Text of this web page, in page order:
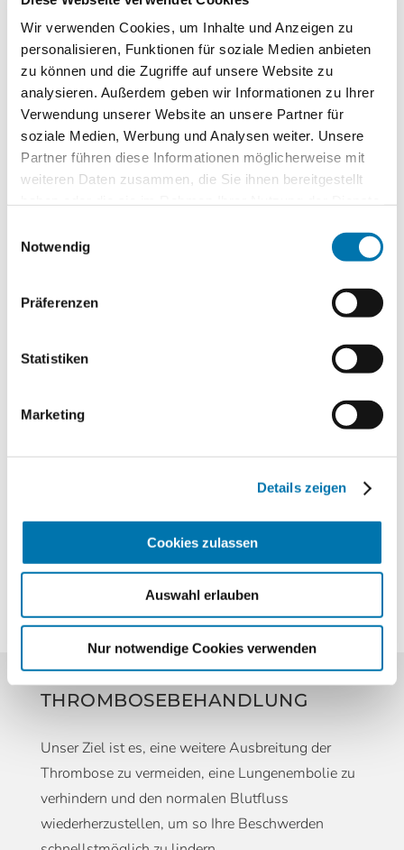
Wir verwenden Cookies, um Inhalte und Anzeigen zu
personalisieren, Funktionen für soziale Medien anbieten
zu können und die Zugriffe auf unsere Website zu
analysieren. Außerdem geben wir Informationen zu Ihrer
Verwendung unserer Website an unsere Partner für
soziale Medien, Werbung und Analysen weiter. Unsere
Partner führen diese Informationen möglicherweise mit
weiteren Daten zusammen, die Sie ihnen bereitgestellt
Cookies, wenn Sie unsere Webseite weiterhin nutzen.
Notwendig
Präferenzen
Statistiken
Marketing
Details zeigen
Cookies zulassen
Auswahl erlauben
Nur notwendige Cookies verwenden
Druckschmerzhaftigkeit. Wir überprüfen auch, ob
hervorgetretene Venen oder Krampfadern zu
erkennen sind.
Mit Hilfe einer Ultraschalluntersuchung können
unsere Venenspezialisten die Blutgefäße im Bein
oder Arm präzise bildlich darstellen – es wird eine
sogenannte Sonografie durchgeführt. Hierbei wird
zum einen nach für Blutgerinnsel typischen
Veränderungen in den Venen gesucht und zum
anderen überprüft, ob sich die Venen komprimieren
sie gesund. Gelingt dies nicht, ist dies ein Hinweis
Die Ultraschalluntersuchung läuft für Sie
Blutfluss in der Vene hör- und sichtbar und
ermöglicht das Erkennen von
Strömungsveränderungen.
THROMBOSEBEHANDLUNG
Unser Ziel ist es, eine weitere Ausbreitung der
Thrombose zu vermeiden, eine Lungenembolie zu
verhindern und den normalen Blutfluss
wiederherzustellen, um so Ihre Beschwerden